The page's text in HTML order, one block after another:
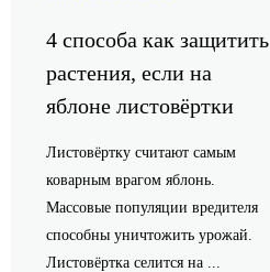
4 способа как защитить
растения, если на
яблоне листовёртки
Листовёртку считают самым
коварным врагом яблонь.
Массовые популяции вредителя
способны уничтожить урожай.
Листовёртка селится на ...